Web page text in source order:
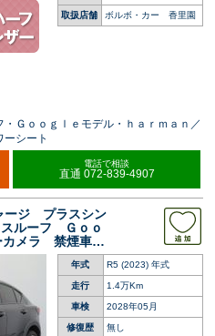
取扱店舗 ボルボ・カー 香里園
Ｇｏｏｇｌｅモデル・ｈａｒｍａｎ／
ーシート
電話で相談
直通 072-839-4907
ージ プラスシン
ルーフ Ｇｏｏ
カメラ 禁煙車
パワーシー
ィブクルーズ
年式 R5 (2023) 年式
走行 1.4万Km
車検 2028年05月
修復歴 無し